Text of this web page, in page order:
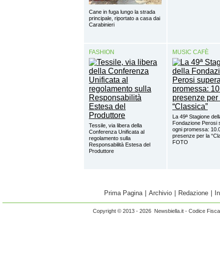
Cane in fuga lungo la strada
principale, riportato a casa dai
Carabinieri
FASHION
Tessile, via libera della
Conferenza Unificata al
regolamento sulla
Responsabilità Estesa del
Produttore
MUSIC CAFÈ
La 49ª Stagione
Fondazione Perosi
ogni promessa:
presenze per la
FOTO
Prima Pagina Archivio Redazione
Copyright © 2013 - 2026 Newsbiella.it - Codice